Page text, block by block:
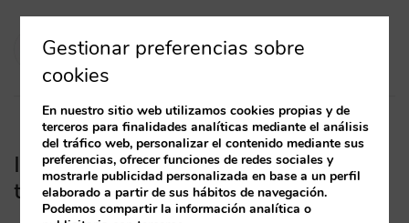
César López
10/10/2013
Informe Mirai Madrid y Barcelona 2º
trimestre 2013
Gestionar preferencias sobre
cookies
En nuestro sitio web utilizamos cookies propias y de
terceros para finalidades analíticas mediante el análisis
del tráfico web, personalizar el contenido mediante sus
preferencias, ofrecer funciones de redes sociales y
mostrarle publicidad personalizada en base a un perfil
elaborado a partir de sus hábitos de navegación.
Podemos compartir la información analítica o